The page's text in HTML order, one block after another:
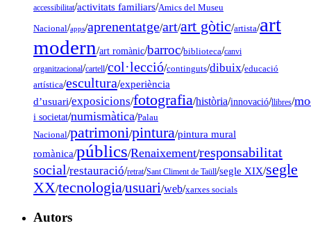
accessibilitat/activitats familiars/Amics del Museu
Nacional/apps/aprenentatge/art/art gòtic/artista/art
modern/art romànic/barroc/biblioteca/canvi
organitzacional/cartell/col·lecció/continguts/dibuix/educació
artística/escultura/experiència
d’usuari/exposicions/fotografia/història/innovació/llibres/
i societat/numismàtica/Palau
Nacional/patrimoni/pintura/pintura mural
romànica/públics/Renaixement/responsabilitat
social/restauració/retrat/Sant Climent de Taüll/segle XIX/segle
XX/tecnologia/usuari/web/xarxes socials
Autors